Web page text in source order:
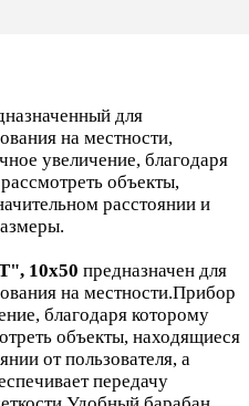
для
на местности,
увеличение, благодаря
объекты,
расстоянии и
10х50 предназначен для
на местности.Прибор
благодаря которому
объекты, находящиеся
от пользователя, а
передачу